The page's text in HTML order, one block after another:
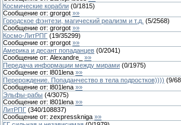
Космические корабли (0/1815)
Сообщение от: grorgot »»
Городское фэнтези, магический реализм и т.д. (5/2568)
Сообщение от: grorgot »»
Космо-ЛитРПГ (19/35299)
Сообщение от: grorgot »»
Америка и десант попаданцев (0/2041)
Сообщение от: Alexandre_
»»
Передача информации между мирами (0/1975)
Сообщение от: l801lena »»
Перерождение. Попаданчество в тела подростков)))) (9/
Сообщение от: l801lena »»
Эльфы-рабы (4/3075)
Сообщение от: l801lena »»
ЛитРПГ (340/108837)
Сообщение от: zexpresskniga »»